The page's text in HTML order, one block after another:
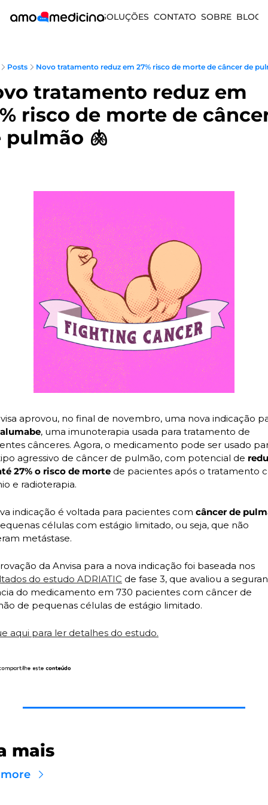
SOLUÇÕES CONTATO SOBRE BLOG
Posts Novo tratamento reduz em 27% risco de morte de câncer de
tratamento reduz em
risco de morte de
pulmão 🫁
, uma imunoterapia usada para tratamento de
cânceres. Agora, o medicamento pode ser usado
agressivo de câncer de pulmão, com potencial de
27% o risco de morte de pacientes após o tratamento
e radioterapia.
indicação é voltada para pacientes com
células com estágio limitado, ou seja, que não
metástase.
do estudo ADRIATIC de fase 3, que avaliou a
do medicamento em 730 pacientes com câncer de
de pequenas células de estágio limitado.
aqui para ler detalhes do estudo.
mais